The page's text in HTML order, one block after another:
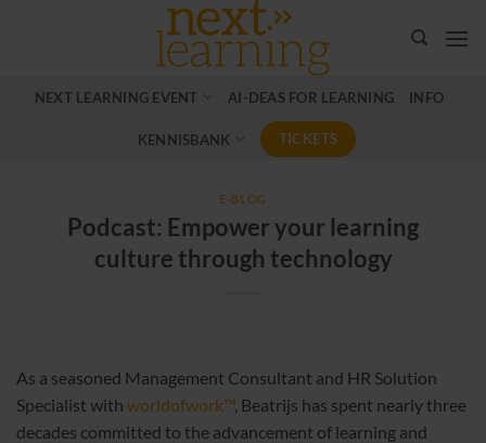
NEXT LEARNING EVENT AI-DEAS FOR LEARNING INFO
KENNISBANK TICKETS
E-BLOG
Podcast: Empower your learning
culture through technology
As a seasoned Management Consultant and HR Solution
Specialist with worldofwork™, Beatrijs has spent nearly three
decades committed to the advancement of learning and